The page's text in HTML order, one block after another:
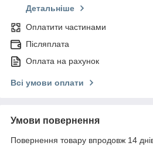
Детальніше
Оплатити частинами
Післяплата
Оплата на рахунок
Всі умови оплати
Умови повернення
Повернення товару впродовж 14